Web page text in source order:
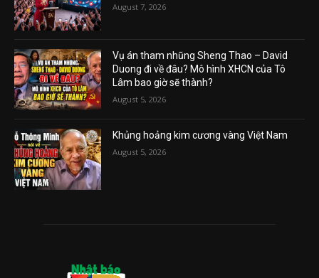
August 7, 2026
Vụ án tham nhũng Sheng Thao – David
Duong đi về đâu? Mô hình XHCN của Tô
Lâm bao giờ sẽ thành?
August 5, 2026
Khủng hoảng kim cương vàng Việt Nam
August 5, 2026